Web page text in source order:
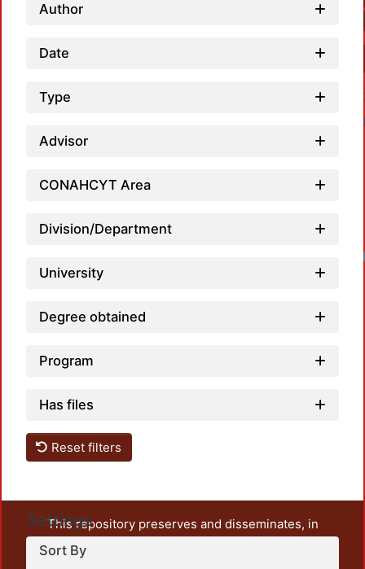
Author
Date
Type
Advisor
CONAHCYT Area
Division/Department
University
Degree obtained
Program
Has files
Reset filters
Settings
Sort By
This repository preserves and disseminates, in
unrestricted open access, the teaching and research
output of UAM Azcapotzalco. It also includes some